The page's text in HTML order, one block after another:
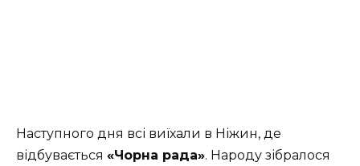
Наступного дня всі виїхали в Ніжин, де
відбувається «Чорна рада». Народу зібралося